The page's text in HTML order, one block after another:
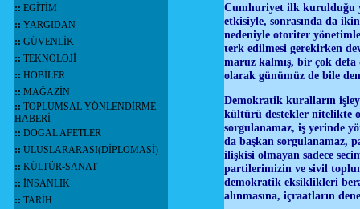
:: EGİTİM
:: YARGIDAN
:: GÜVENLİK
:: TEKNOLOJİ
:: HOBİLER
:: MAĞAZİN
:: TOPLUMSAL YÖNLENDİRME
HABERİ
:: DOGAL AFETLER
:: ULUSLARARASI(DİPLOMASİ)
:: KÜLTÜR-SANAT
:: İNSANLIK
:: TARİH
Cumhuriyet ilk kurulduğu
etkisiyle, sonrasında da
nedeniyle otoriter
terk edilmesi gerekirken
maruz kalmış, bir çok
olarak günümüz de bile
Demokratik kuralların
kültürü destekler nitelikte
sorgulanamaz, iş yerinde
da başkan sorgulanamaz,
ilişkisi olmayan sadece
partilerimizin ve sivil
demokratik eksiklikleri
alınmasına, içraatların